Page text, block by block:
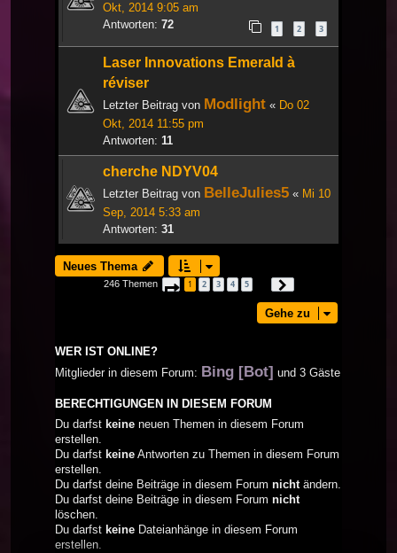
Okt, 2014 9:05 am
Antworten: 72 1 2 3
Laser Innovations Emerald à
réviser
Letzter Beitrag von Modlight « Do 02
Okt, 2014 11:55 pm
Antworten: 11
cherche NDYV04
Letzter Beitrag von BelleJulies5 « Mi 10
Sep, 2014 5:33 am
Antworten: 31
Neues Thema
246 Themen Seite 1von
1 2 3 4 5
Gehe zu
WER IST ONLINE?
Mitglieder in diesem Forum: Bing [Bot] und 3 Gäste
BERECHTIGUNGEN IN DIESEM FORUM
Du darfst keine neuen Themen in diesem Forum
erstellen.
Du darfst keine Antworten zu Themen in diesem Forum
erstellen.
Du darfst deine Beiträge in diesem Forum nichtändern.
Du darfst deine Beiträge in diesem Forum nicht
löschen.
Du darfst keine Dateianhänge in diesem Forum
erstellen.